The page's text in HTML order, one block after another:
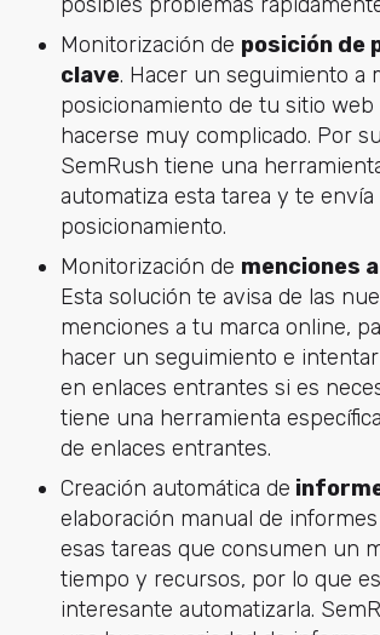
Monitorización de posición de
clave. Hacer un seguimiento a
posicionamiento de tu sitio web
hacerse muy complicado. Por
SemRush tiene una
automatiza esta tarea y te
posicionamiento.
Monitorización de menciones
Esta solución te avisa de las
menciones a tu marca online,
hacer un seguimiento e
en enlaces entrantes si es
tiene una herramienta
de enlaces entrantes.
Creación automática de
elaboración manual de
esas tareas que consumen un
tiempo y recursos, por lo que
interesante automatizarla.